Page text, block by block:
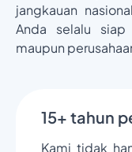
jangkauan
Anda selalu
maupun
15+ tahun
Kami tidak